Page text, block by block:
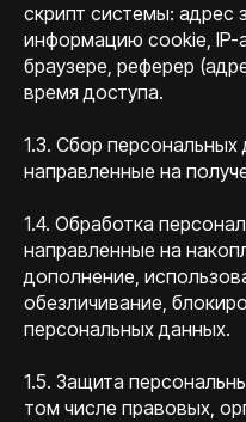
скрипт системы: адрес
информацию cookie,
браузере, реферер
время доступа.
1.3. Сбор персональных
направленные на
1.4. Обработка
направленные на
дополнение,
обезличивание,
персональных данных.
1.5. Защита
том числе правовых,